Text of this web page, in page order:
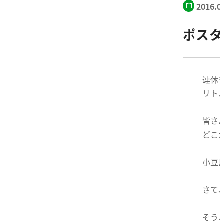
ポス
連休
リ
皆さ
ど
小豆
さ
そう